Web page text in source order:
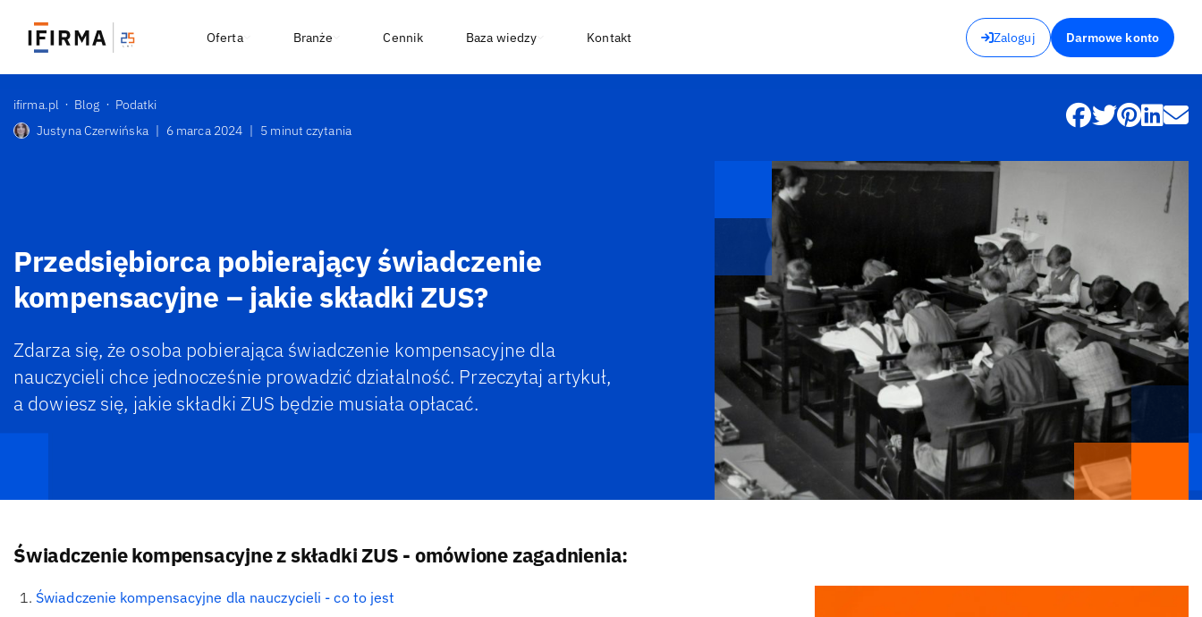
Zaloguj Darmowe konto
Oferta Branże Cennik Baza wiedzy Kontakt
ifirma.pl Blog
Podatki
Justyna Czerwińska | 6 marca 2024 | 5 minut czytania
Przedsiębiorca pobierający świadczenie
kompensacyjne – jakie składki ZUS?
Zdarza się, że osoba pobierająca świadczenie kompensacyjne dla
nauczycieli chce jednocześnie prowadzić działalność. Przeczytaj artykuł,
a dowiesz się, jakie składki ZUS będzie musiała opłacać.
Świadczenie kompensacyjne z składki ZUS - omówione zagadnienia:
Świadczenie kompensacyjne dla nauczycieli - co to jest